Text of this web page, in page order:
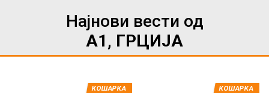
Најнови вести од
А1, ГРЦИЈА
КОШАРКА КОШАРКА